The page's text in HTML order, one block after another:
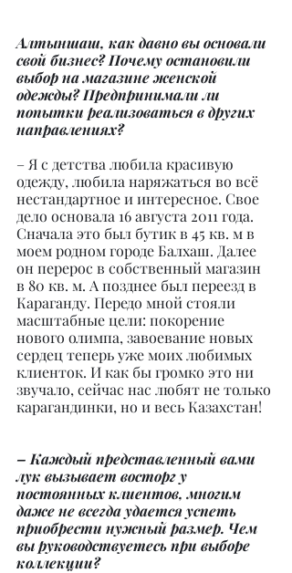
Алтыншаш, как давно вы основали
свой бизнес? Почему остановили
выбор на магазине женской
одежды? Предпринимали ли
попытки реализоваться в других
направлениях?
– Я с детства любила красивую
одежду, любила наряжаться во всё
нестандартное и интересное. Свое
дело основала 16 августа 2011 года.
Сначала это был бутик в 45 кв. м в
моем родном городе Балхаш. Далее
он перерос в собственный магазин
в 80 кв. м. А позднее был переезд в
Караганду. Передо мной стояли
масштабные цели: покорение
нового олимпа, завоевание новых
сердец теперь уже моих любимых
клиенток. И как бы громко это ни
звучало, сейчас нас любят не только
карагандинки, но и весь Казахстан!
– Каждый представленный вами
лук вызывает восторг у
постоянных клиентов, многим
даже не всегда удается успеть
приобрести нужный размер. Чем
вы руководствуетесь при выборе
коллекции?